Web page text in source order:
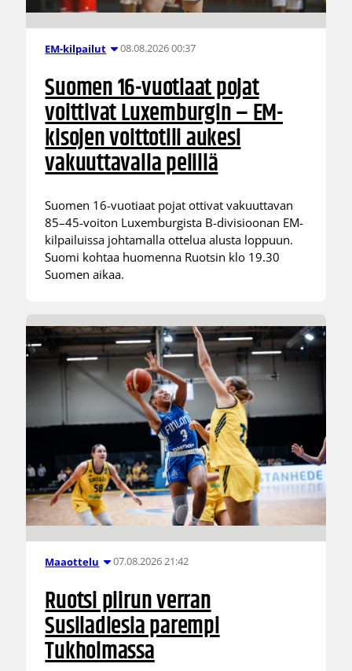
EM-kilpailut 08.08.2026 00:37
Suomen 16-vuotiaat pojat
voittivat Luxemburgin – EM-
kisojen voittotili aukesi
vakuuttavalla pelillä
Suomen 16-vuotiaat pojat ottivat vakuuttavan
85–45-voiton Luxemburgista B-divisioonan EM-
kilpailuissa johtamalla ottelua alusta loppuun.
Suomi kohtaa huomenna Ruotsin klo 19.30
Suomen aikaa.
Maaottelu 07.08.2026 21:42
Ruotsi piirun verran
Susiladiesia parempi
Tukholmassa